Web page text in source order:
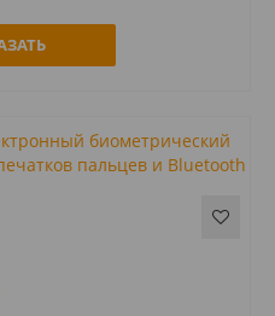
биометрический
пальцев и Bluetooth